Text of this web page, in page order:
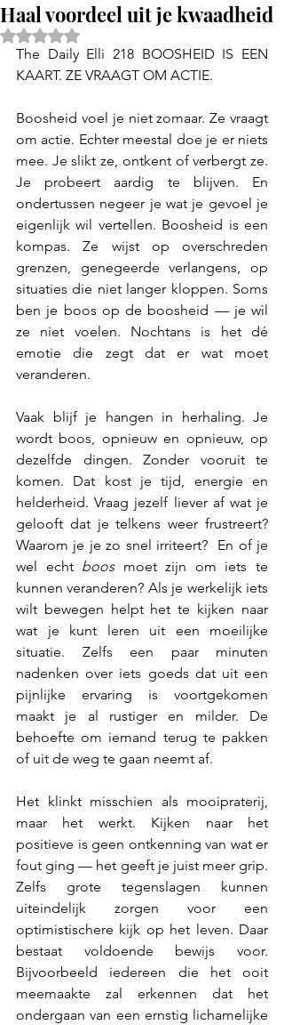
Haal voordeel uit je kwaadheid
Beoordeeld met NaN uit 5 sterren.
The Daily Elli 218 BOOSHEID IS EEN
KAART. ZE VRAAGT OM ACTIE.
Boosheid voel je niet zomaar. Ze vraagt
om actie. Echter meestal doe je er niets
mee. Je slikt ze, ontkent of verbergt ze.
Je probeert aardig te blijven. En
ondertussen negeer je wat je gevoel je
eigenlijk wil vertellen. Boosheid is een
kompas. Ze wijst op overschreden
grenzen, genegeerde verlangens, op
situaties die niet langer kloppen. Soms
ben je boos op de boosheid — je wìl
ze niet voelen. Nochtans is het dé
emotie die zegt dat er wat moet
veranderen.
Vaak blijf je hangen in herhaling. Je
wordt boos, opnieuw en opnieuw, op
dezelfde dingen. Zonder vooruit te
komen. Dat kost je tijd, energie en
helderheid. Vraag jezelf liever af wat je
gelooft dat je telkens weer frustreert?
Waarom je je zo snel irriteert?  En of je
wel echt boos moet zijn om iets te
kunnen veranderen? Als je werkelijk iets
wilt bewegen helpt het te kijken naar
wat je kunt leren uit een moeilijke
situatie. Zelfs een paar minuten
nadenken over iets goeds dat uit een
pijnlijke ervaring is voortgekomen
maakt je al rustiger en milder. De
behoefte om iemand terug te pakken
of uit de weg te gaan neemt af.
Het klinkt misschien als mooipraterij,
maar het werkt. Kijken naar het
positieve is geen ontkenning van wat er
fout ging — het geeft je juist meer grip.
Zelfs grote tegenslagen kunnen
uiteindelijk zorgen voor een
optimistischere kijk op het leven. Daar
bestaat voldoende bewijs voor.
Bijvoorbeeld iedereen die het ooit
meemaakte zal erkennen dat het
ondergaan van een ernstig lichamelijke